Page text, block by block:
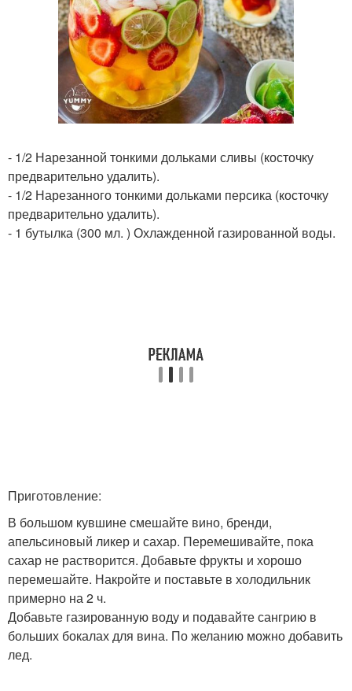
- 1/2 Нарезанной тонкими дольками сливы (косточку
предварительно удалить).
- 1/2 Нарезанного тонкими дольками персика (косточку
предварительно удалить).
- 1 бутылка (300 мл. ) Охлажденной газированной воды.
Приготовление:
В большом кувшине смешайте вино, бренди,
апельсиновый ликер и сахар. Перемешивайте, пока
сахар не растворится. Добавьте фрукты и хорошо
перемешайте. Накройте и поставьте в холодильник
примерно на 2 ч.
Добавьте газированную воду и подавайте сангрию в
больших бокалах для вина. По желанию можно добавить
лед.